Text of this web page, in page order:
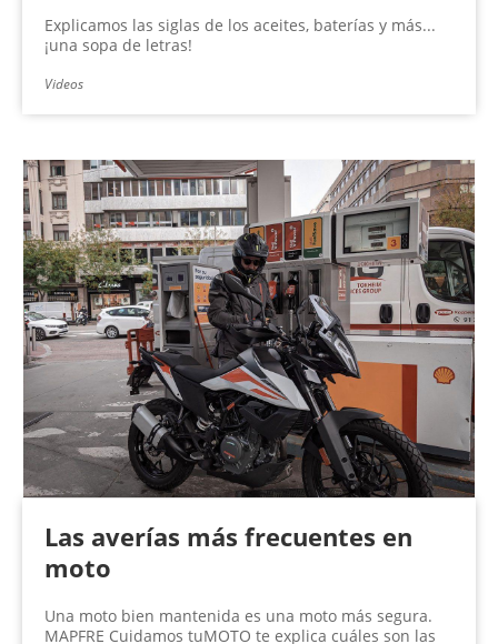
Explicamos las siglas de los aceites, baterías y más...
¡una sopa de letras!
Videos
Las averías más frecuentes en
moto
Una moto bien mantenida es una moto más segura.
MAPFRE Cuidamos tuMOTO te explica cuáles son las